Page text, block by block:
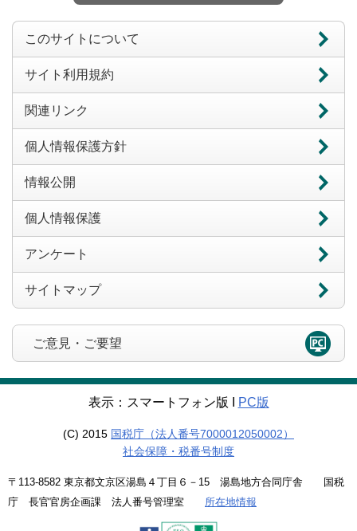
このサイトについて
サイト利用規約
関連リンク
個人情報保護方針
情報公開
個人情報保護
アンケート
サイトマップ
ご意見・ご要望
表示：スマートフォン版 Ι PC版
(C) 2015 国税庁（法人番号7000012050002）
社会保障・税番号制度
〒113-8582 東京都文京区湯島４丁目６－15 湯島地方合同庁舎 国税
庁 長官官房企画課 法人番号管理室 所在地情報